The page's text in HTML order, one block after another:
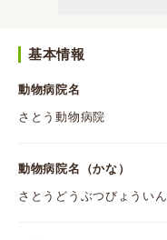
基本情報
動物病院名
さとう動物病院
動物病院名（かな）
さとうどうぶつびょういん